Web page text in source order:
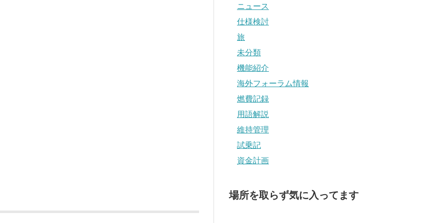
ニュース
仕様検討
旅
未分類
機能紹介
海外フォーラム情報
燃費記録
用語解説
維持管理
試乗記
資金計画
場所を取らず気に入ってます